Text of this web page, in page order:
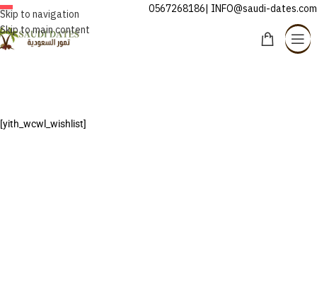
Skip to navigation
Skip to main content
INDONESIA 0567268186| INFO@saudi-dates.com
[yith_wcwl_wishlist]